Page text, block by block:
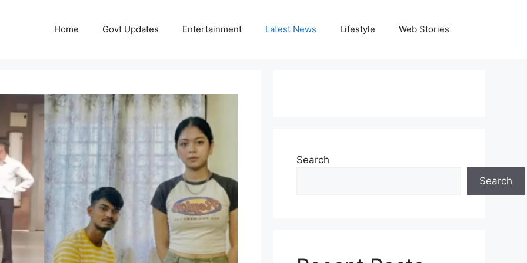
Home Govt Updates Entertainment Latest News Lifestyle Web Stories
Search
Search